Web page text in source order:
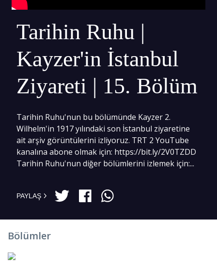
Tarihin Ruhu |
Kayzer'in İstanbul
Ziyareti | 15. Bölüm
Tarihin Ruhu'nun bu bölümünde Kayzer 2.
Wilhelm'in 1917 yılındaki son İstanbul ziyaretine
ait arşiv görüntülerini izliyoruz. TRT 2 YouTube
kanalına abone olmak için: https://bit.ly/2V0TZDD
Tarihin Ruhu'nun diğer bölümlerini izlemek için:...
PAYLAŞ
Bölümler